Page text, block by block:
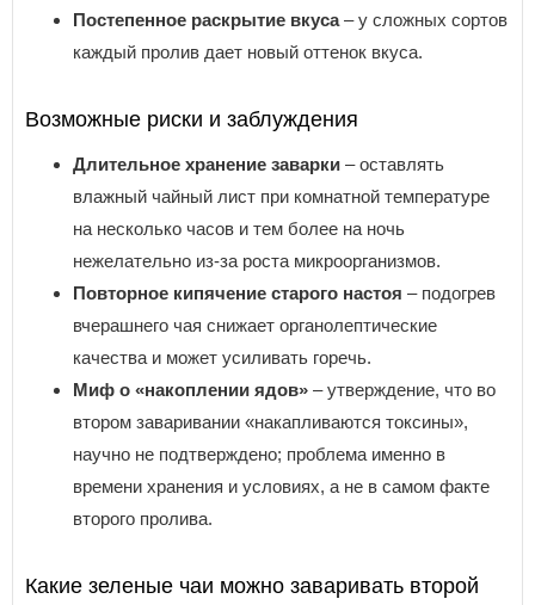
Постепенное раскрытие вкуса– у сложных сортов
каждый пролив дает новый оттенок вкуса.
Возможные риски и заблуждения
Длительное хранение заварки – оставлять
влажный чайный лист при комнатной температуре
на несколько часов и тем более на ночь
нежелательно из-за роста микроорганизмов.
Повторное кипячение старого настоя – подогрев
вчерашнего чая снижает органолептические
качества и может усиливать горечь.
Миф о «накоплении ядов» – утверждение, что во
втором заваривании «накапливаются токсины»,
научно не подтверждено; проблема именно в
времени хранения и условиях, а не в самом факте
второго пролива.
Какие зеленые чаи можно заваривать второй